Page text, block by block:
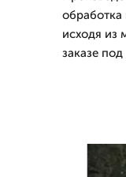
исходя из
заказе